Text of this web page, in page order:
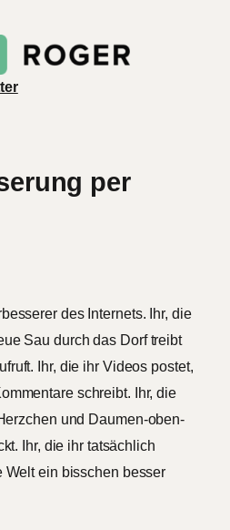
per
des Internets. Ihr, die
Sau durch das Dorf treibt
Ihr, die ihr Videos postet,
schreibt. Ihr, die
und Daumen-oben-
Ihr, die ihr tatsächlich
Welt ein bisschen besser